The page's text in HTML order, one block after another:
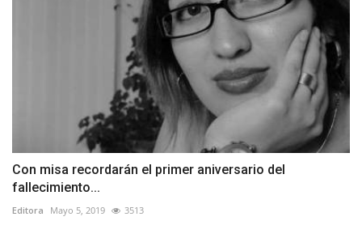
Con misa recordarán el primer aniversario del
fallecimiento...
Editora Mayo 5, 2019 3513